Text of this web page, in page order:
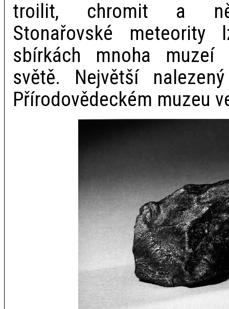
troilit, chromit a
Stonařovské
sbírkách mnoha
světě. Největší
Přírodovědeckém muzeu